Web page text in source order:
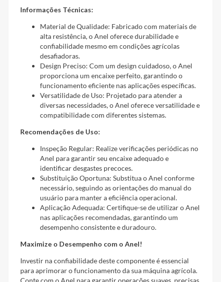
Informações Técnicas:
Material de Qualidade: Fabricado com materiais de
alta resistência, o Anel oferece durabilidade e
confiabilidade mesmo em condições agrícolas
desafiadoras.
Design Preciso: Com um design cuidadoso, o Anel
proporciona um encaixe perfeito, garantindo o
funcionamento eficiente nas aplicações específicas.
Versatilidade de Uso: Projetado para atender a
diversas necessidades, o Anel oferece versatilidade e
compatibilidade com diferentes sistemas.
Recomendações de Uso:
Inspeção Regular: Realize verificações periódicas no
Anel para garantir seu encaixe adequado e
identificar desgastes precoces.
Substituição Oportuna: Substitua o Anel conforme
necessário, seguindo as orientações do manual do
usuário para manter a eficiência operacional.
Aplicação Adequada: Certifique-se de utilizar o Anel
nas aplicações recomendadas, garantindo um
desempenho consistente e duradouro.
Maximize o Desempenho com o Anel!
Investir na confiabilidade deste componente é essencial
para aprimorar o funcionamento da sua máquina agrícola.
Conte com o Anel para garantir operações suaves, precisas